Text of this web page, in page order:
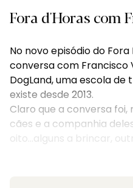
Fora d'Horas com
No novo episódio do Fora
conversa com Francisco
DogLand, uma escola de
existe desde 2013.
Claro que a conversa
cães e a companhia
oito...alguns a brincar,